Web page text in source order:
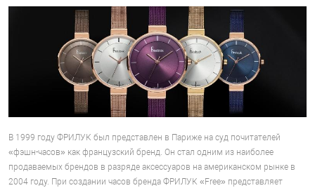
В 1999 году ФРИЛУК был представлен в Париже на суд почитателей
«фэшн-часов» как французский бренд. Он стал одним из наиболее
продаваемых брендов в разряде аксессуаров на американском рынке в
2004 году. При создании часов бренда ФРИЛУК «Free» представляет